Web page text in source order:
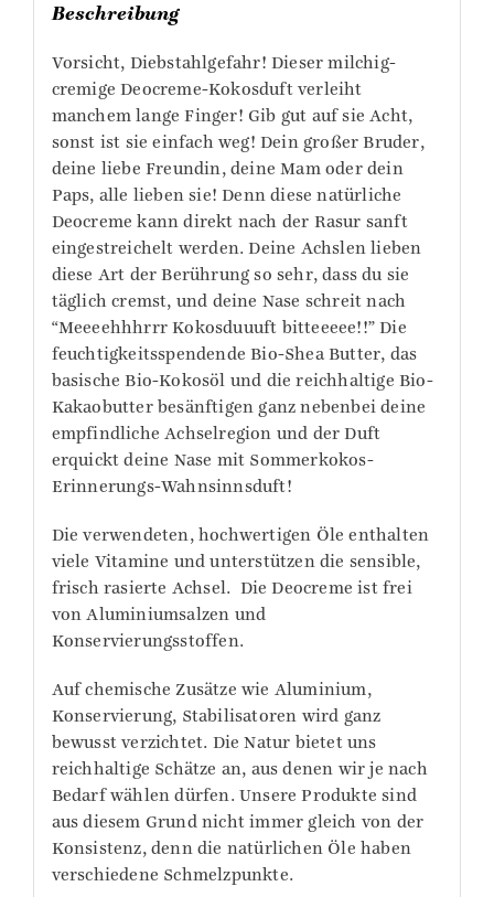
Beschreibung
Vorsicht, Diebstahlgefahr! Dieser milchig-
cremige Deocreme-Kokosduft verleiht
manchem lange Finger! Gib gut auf sie Acht,
sonst ist sie einfach weg! Dein großer Bruder,
deine liebe Freundin, deine Mam oder dein
Paps, alle lieben sie! Denn diese natürliche
Deocreme kann direkt nach der Rasur sanft
eingestreichelt werden. Deine Achslen lieben
diese Art der Berührung so sehr, dass du sie
täglich cremst, und deine Nase schreit nach
“Meeeehhhrrr Kokosduuuft bitteeeee!!” Die
feuchtigkeitsspendende Bio-Shea Butter, das
basische Bio-Kokosöl und die reichhaltige Bio-
Kakaobutter besänftigen ganz nebenbei deine
empfindliche Achselregion und der Duft
erquickt deine Nase mit Sommerkokos-
Erinnerungs-Wahnsinnsduft!
Die verwendeten, hochwertigen Öle enthalten
viele Vitamine und unterstützen die sensible,
frisch rasierte Achsel. Die Deocreme ist frei
von Aluminiumsalzen und
Konservierungsstoffen.
Auf chemische Zusätze wie Aluminium,
Konservierung, Stabilisatoren wird ganz
bewusst verzichtet. Die Natur bietet uns
reichhaltige Schätze an, aus denen wir je nach
Bedarf wählen dürfen. Unsere Produkte sind
aus diesem Grund nicht immer gleich von der
Konsistenz, denn die natürlichen Öle haben
verschiedene Schmelzpunkte.